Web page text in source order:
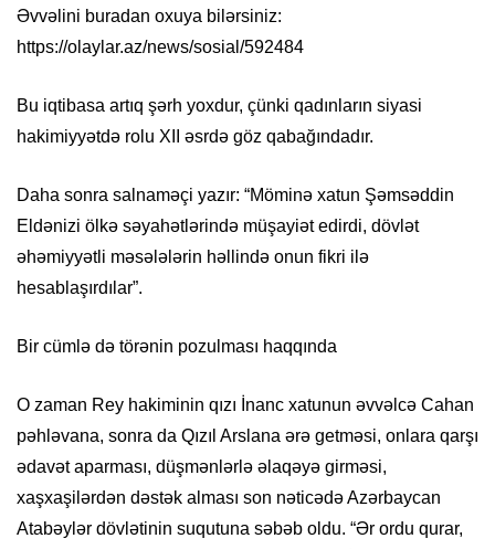
Əvvəlini buradan oxuya bilərsiniz:
https://olaylar.az/news/sosial/592484
Bu iqtibasa artıq şərh yoxdur, çünki qadınların siyasi
hakimiyyətdə rolu XII əsrdə göz qabağındadır.
Daha sonra salnaməçi yazır: “Möminə xatun Şəmsəddin
Eldənizi ölkə səyahətlərində müşayiət edirdi, dövlət
əhəmiyyətli məsələlərin həllində onun fikri ilə
hesablaşırdılar”.
Bir cümlə də törənin pozulması haqqında
O zaman Rey hakiminin qızı İnanc xatunun əvvəlcə Cahan
pəhləvana, sonra da Qızıl Arslana ərə getməsi, onlara qarşı
ədavət aparması, düşmənlərlə əlaqəyə girməsi,
xaşxaşilərdən dəstək alması son nəticədə Azərbaycan
Atabəylər dövlətinin suqutuna səbəb oldu. “Ər ordu qurar,